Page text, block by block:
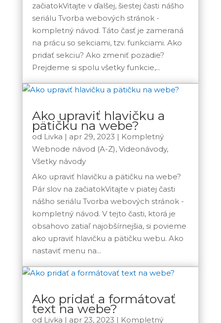
začiatokVitajte v ďalšej, šiestej časti nášho
seriálu Tvorba webových stránok -
kompletný návod. Táto časť je zameraná
na prácu so sekciami, tzv. funkciami. Ako
pridať sekciu? Ako zmeniť pozadie?
Prejdeme si spolu všetky funkcie,...
Ako upraviť hlavičku a
pätičku na webe?
od Livka | apr 29, 2023 | Kompletný
Webnode návod (A-Z), Videonávody,
Všetky návody
Ako upraviť hlavičku a pätičku na webe?
Pár slov na začiatokVitajte v piatej časti
nášho seriálu Tvorba webových stránok -
kompletný návod. V tejto časti, ktorá je
obsahovo zatiaľ najobšírnejšia, si povieme
ako upraviť hlavičku a pätičku webu. Ako
nastaviť menu na...
Ako pridať a formátovať
text na webe?
od Livka | apr 23, 2023 | Kompletný